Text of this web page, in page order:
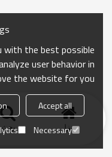
منزل بحث
with the best possible
user behavior in
the website for you.
Accept all
Necessary